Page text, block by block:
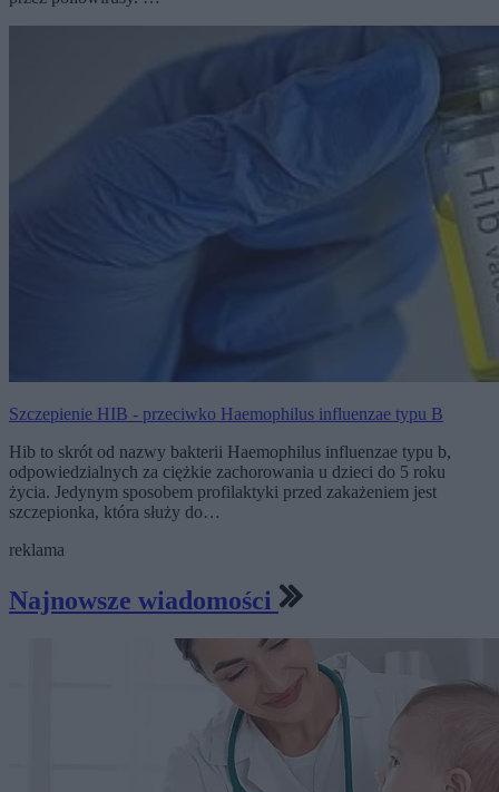
Szczepienie HIB - przeciwko Haemophilus influenzae typu B
Hib to skrót od nazwy bakterii Haemophilus influenzae typu b,
odpowiedzialnych za ciężkie zachorowania u dzieci do 5 roku
życia. Jedynym sposobem profilaktyki przed zakażeniem jest
szczepionka, która służy do…
reklama
Najnowsze wiadomości